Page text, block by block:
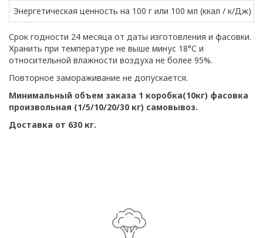
Энергетическая ценность на 100 г или 100 мл (ккал / к/Дж)
Срок годности 24 месяца от даты изготовления и фасовки.
Хранить при температуре не выше минус 18°С и
относительной влажности воздуха не более 95%.
Повторное замораживание не допускается.
Минимальный объем заказа 1 коробка(10кг) фасовка
произвольная (1/5/10/20/30 кг) самовывоз.
Доставка от 630 кг.